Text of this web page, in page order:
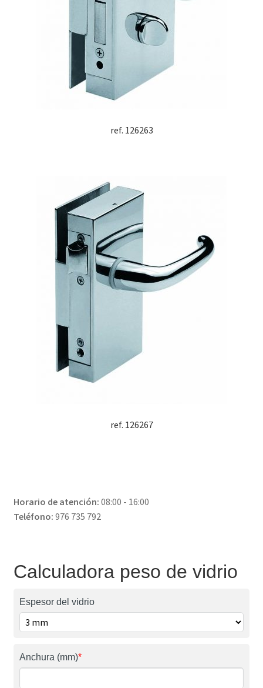
ref. 126263
ref. 126267
Horario de atención: 08:00 - 16:00
Teléfono: 976 735 792
Calculadora peso de vidrio
Espesor del vidrio
Anchura (mm)*